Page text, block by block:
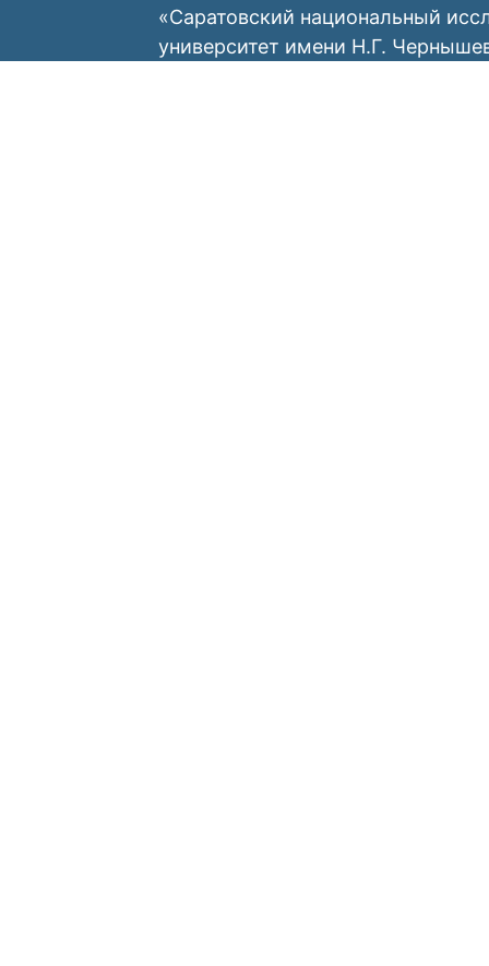
«Саратовский национальный
университет имени Н.Г.